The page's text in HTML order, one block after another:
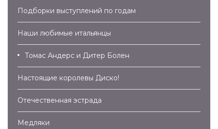
Подборки выступлений по годам
Наши любимые итальянцы
Томас Андерс и Дитер Болен
Настоящие королевы Диско!
Отечественная эстрада
Медляки